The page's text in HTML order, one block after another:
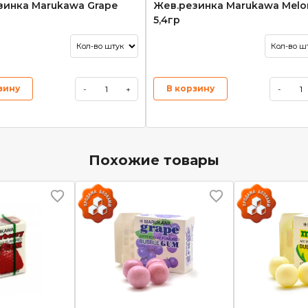
Marukawa Grape
- +
Жев.резинка Marukawa
5,4гр
В корзину -
Похожие товары